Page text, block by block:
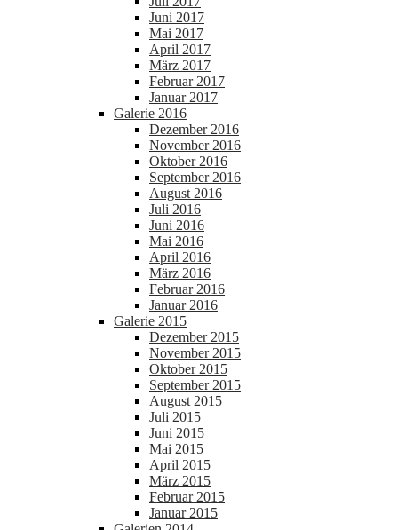
Juni 2017
Mai 2017
April 2017
März 2017
Februar 2017
Januar 2017
Galerie 2016
Dezember 2016
November 2016
Oktober 2016
September 2016
August 2016
Juli 2016
Juni 2016
Mai 2016
April 2016
März 2016
Februar 2016
Januar 2016
Galerie 2015
Dezember 2015
November 2015
Oktober 2015
September 2015
August 2015
Juli 2015
Juni 2015
Mai 2015
April 2015
März 2015
Februar 2015
Januar 2015